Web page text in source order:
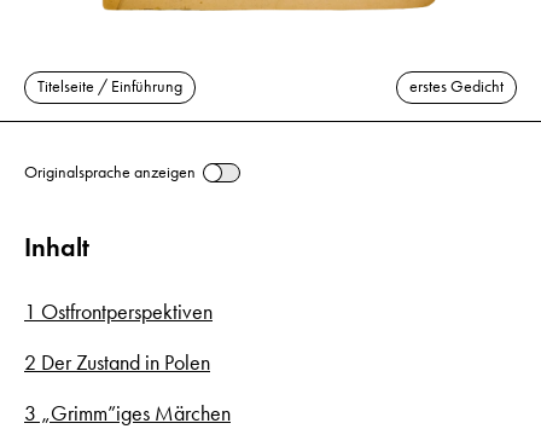
Titelseite / Einführung erstes Gedicht
Originalsprache anzeigen
Inhalt
1 Ostfrontperspektiven
2 Der Zustand in Polen
3 „Grimm”iges Märchen